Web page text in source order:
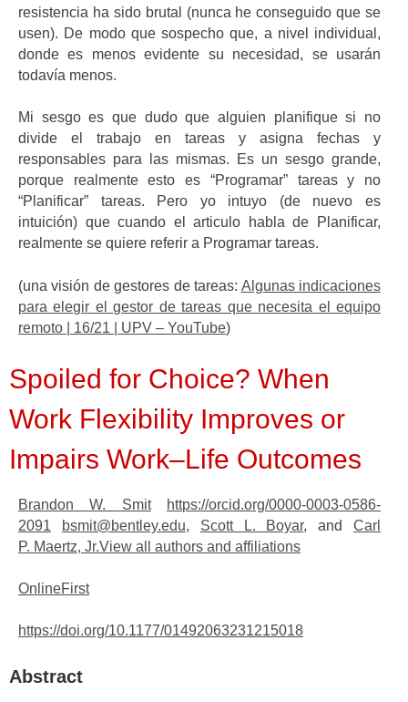
resistencia ha sido brutal (nunca he conseguido que se
usen). De modo que sospecho que, a nivel individual,
donde es menos evidente su necesidad, se usarán
todavía menos.
Mi sesgo es que dudo que alguien planifique si no
divide el trabajo en tareas y asigna fechas y
responsables para las mismas. Es un sesgo grande,
porque realmente esto es “Programar” tareas y no
“Planificar” tareas. Pero yo intuyo (de nuevo es
intuición) que cuando el articulo habla de Planificar,
realmente se quiere referir a Programar tareas.
(una visión de gestores de tareas: Algunas indicaciones
para elegir el gestor de tareas que necesita el equipo
remoto | 16/21 | UPV – YouTube)
Spoiled for Choice? When
Work Flexibility Improves or
Impairs Work–Life Outcomes
Brandon W. Smit
https://orcid.org/0000-0003-0586-
2091
bsmit@bentley.edu, Scott L. Boyar, andCarl
P. Maertz, Jr.View all authors and affiliations
OnlineFirst
https://doi.org/10.1177/01492063231215018
Abstract